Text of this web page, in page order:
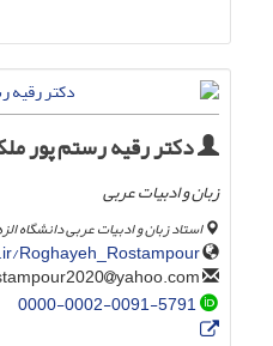
دکتر رقیه رستم پور
زبان و ادبیات عربی
استاد زبان و ادبیات عربی دانشگاه
Roghayeh_Rostampour
yahoo.com
0000-0002-0091-5791